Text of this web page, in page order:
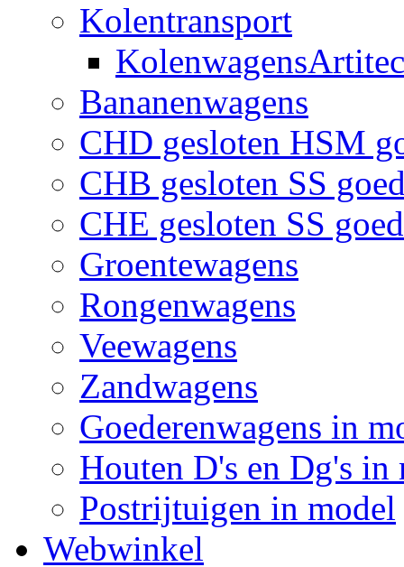
Kolentransport
KolenwagensArtitec
Bananenwagens
CHD gesloten HSM
CHB gesloten SS
CHE gesloten SS
Groentewagens
Rongenwagens
Veewagens
Zandwagens
Goederenwagens in
Houten D's en Dg's in
Postrijtuigen in model
Webwinkel